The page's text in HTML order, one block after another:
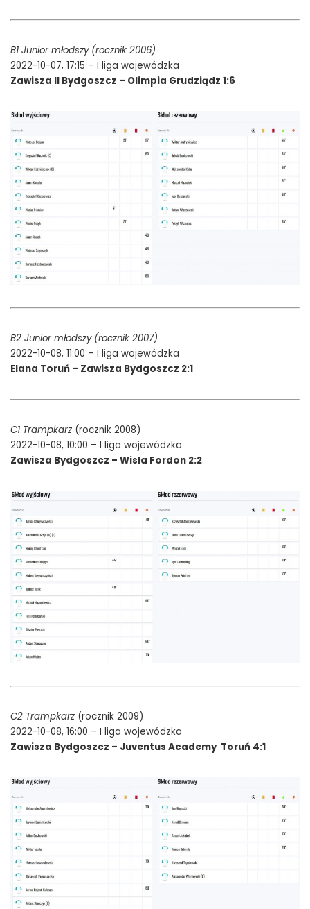
B1 Junior młodszy (rocznik 2006)
2022-10-07, 17:15 – I liga wojewódzka
Zawisza II Bydgoszcz – Olimpia Grudziądz 1:6
B2 Junior młodszy (rocznik 2007)
2022-10-08, 11:00 – I liga wojewódzka
Elana Toruń – Zawisza Bydgoszcz 2:1
C1 Trampkarz (rocznik 2008)
2022-10-08, 10:00 – I liga wojewódzka
Zawisza Bydgoszcz – Wisła Fordon 2:2
C2 Trampkarz (rocznik 2009)
2022-10-08, 16:00 – I liga wojewódzka
Zawisza Bydgoszcz – Juventus Academy Toruń 4:1